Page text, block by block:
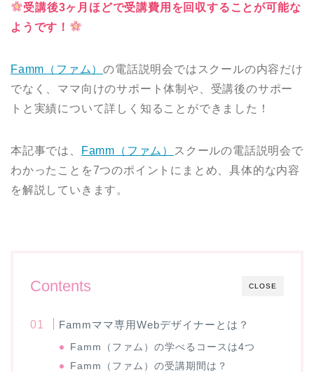
受講後3ヶ月ほどで受講費用を回収することが可能な
ようです！
Famm（ファム）の電話説明会ではスクールの内容だけ
でなく、ママ向けのサポート体制や、受講後のサポー
トと実績について詳しく知ることができました！
本記事では、 Famm（ファム）
スクールの電話説明会で
わかったことを7つのポイントにまとめ、具体的な内容
を解説していきます。
CLOSE
Contents
Fammママ専用Webデザイナーとは？
Famm（ファム）の学べるコースは4つ
Famm（ファム）の受講期間は？